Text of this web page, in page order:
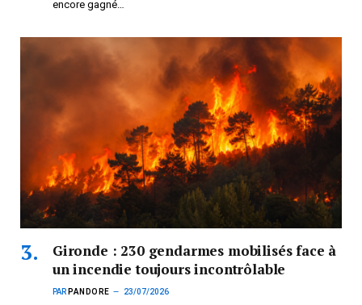
encore gagné…
Gironde : 230 gendarmes mobilisés face à
un incendie toujours incontrôlable
PAR PANDORE 23/07/2026